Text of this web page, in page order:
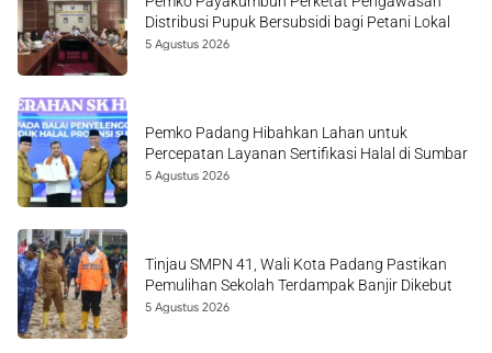
Distribusi Pupuk Bersubsidi bagi Petani Lokal
5 Agustus 2026
Pemko Padang Hibahkan Lahan untuk
Percepatan Layanan Sertifikasi Halal di Sumbar
5 Agustus 2026
Tinjau SMPN 41, Wali Kota Padang Pastikan
Pemulihan Sekolah Terdampak Banjir Dikebut
5 Agustus 2026